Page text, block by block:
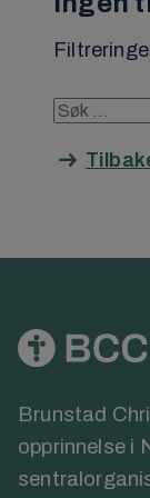
Søk
etter:
Brunstad
opprinnelse i